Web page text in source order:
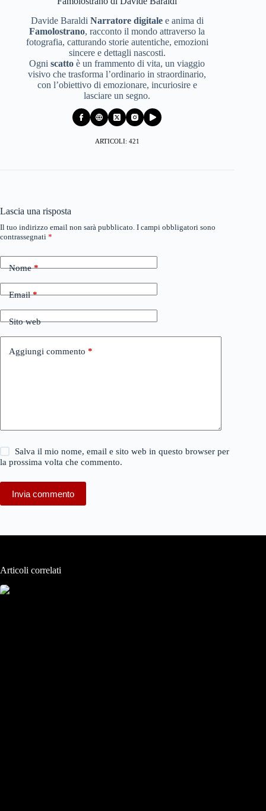
Davide Baraldi Narratore digitalee anima di
Famolostrano, racconto il mondo attraverso la
fotografia, catturando storie autentiche, emozioni
sincere e dettagli nascosti.
Ogniscatto è un frammento di vita, un viaggio
visivo che trasforma l’ordinario in straordinario,
con l’obiettivo di emozionare, incuriosire e
lasciare un segno.
ARTICOLI: 421
Lascia una risposta
Il tuo indirizzo email non sarà pubblicato. I campi obbligatori sono
contrassegnati *
Nome*
Email*
Sito web
Aggiungi commento *
Salva il mio nome, email e sito web in questo browser per
la prossima volta che commento.
Invia commento
Articoli correlati